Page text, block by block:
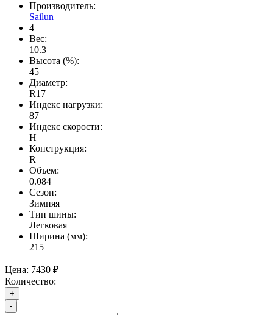
Производитель:
Sailun
4
Вес:
10.3
Высота (%):
45
Диаметр:
R17
Индекс нагрузки:
87
Индекс скорости:
H
Конструкция:
R
Объем:
0.084
Сезон:
Зимняя
Тип шины:
Легковая
Ширина (мм):
215
Цена: 7430 ₽
Количество:
+
-